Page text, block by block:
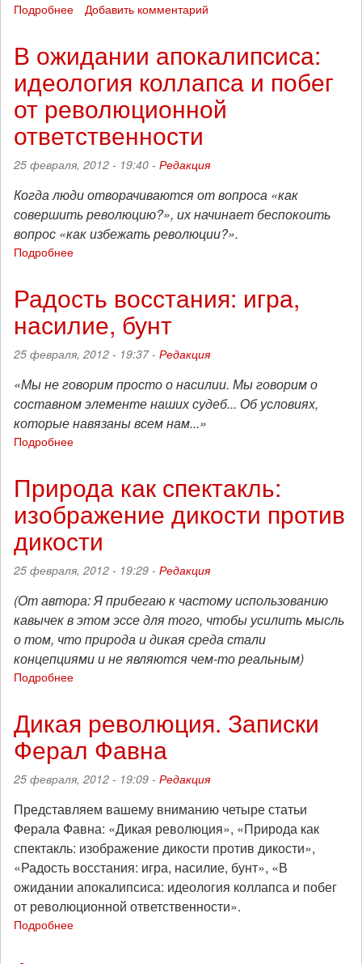
Подробнее
революционное
искусство
Эмори
Дугласа
Добавить комментарий
В ожидании апокалипсиса:
идеология коллапса и побег
от революционной
ответственности
25 февраля, 2012 - 19:40 - Редакция
Когда люди отворачиваются от вопроса «как
совершить революцию?», их начинает беспокоить
вопрос «как избежать революции?».
Подробнее
апокалипсиса:
идеология
коллапса
и
побег
от
революционной
ответственности
Радость восстания: игра,
насилие, бунт
25 февраля, 2012 - 19:37 - Редакция
«Мы не говорим просто о насилии. Мы говорим о
составном элементе наших судеб... Об условиях,
которые навязаны всем нам...»
Подробнее
игра,
насилие,
бунт
Природа как спектакль:
изображение дикости против
дикости
25 февраля, 2012 - 19:29 - Редакция
(От автора: Я прибегаю к частому использованию
кавычек в этом эссе для того, чтобы усилить мысль
о том, что природа и дикая среда стали
концепциями и не являются чем-то реальным)
Подробнее
спектакль:
изображение
дикости
против
дикости
Дикая революция. Записки
Ферал Фавна
25 февраля, 2012 - 19:09 - Редакция
Представляем вашему вниманию четыре статьи
Ферала Фавна: «Дикая революция», «Природа как
спектакль: изображение дикости против дикости»,
«Радость восстания: игра, насилие, бунт», «В
ожидании апокалипсиса: идеология коллапса и побег
от революционной ответственности».
Подробнее